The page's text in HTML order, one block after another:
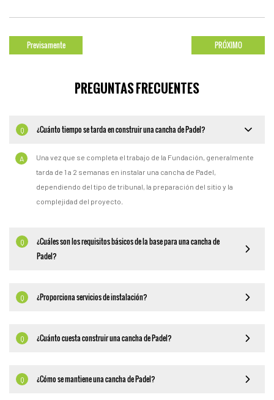
Previsamente PRÓXIMO
PREGUNTAS FRECUENTES
Q ¿Cuánto tiempo se tarda en construir una cancha de Padel?
A
Una vez que se completa el trabajo de la Fundación, generalmente
tarda de 1 a 2 semanas en instalar una cancha de Padel,
dependiendo del tipo de tribunal, la preparación del sitio y la
complejidad del proyecto.
Q
¿Cuáles son los requisitos básicos de la base para una cancha de
Padel?
Q ¿Proporciona servicios de instalación?
Q ¿Cuánto cuesta construir una cancha de Padel?
Q ¿Cómo se mantiene una cancha de Padel?